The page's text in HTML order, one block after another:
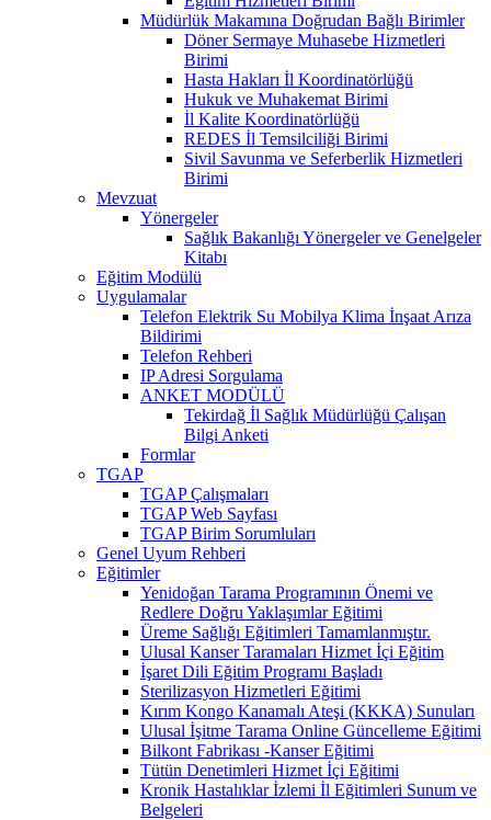
Müdürlük Makamına Doğrudan Bağlı Birimler
Döner Sermaye Muhasebe Hizmetleri
Birimi
Hasta Hakları İl Koordinatörlüğü
Hukuk ve Muhakemat Birimi
İl Kalite Koordinatörlüğü
REDES İl Temsilciliği Birimi
Sivil Savunma ve Seferberlik Hizmetleri
Birimi
Mevzuat
Yönergeler
Sağlık Bakanlığı Yönergeler ve Genelgeler
Kitabı
Eğitim Modülü
Uygulamalar
Telefon Elektrik Su Mobilya Klima İnşaat Arıza
Bildirimi
Telefon Rehberi
IP Adresi Sorgulama
ANKET MODÜLÜ
Tekirdağ İl Sağlık Müdürlüğü Çalışan
Bilgi Anketi
Formlar
TGAP
TGAP Çalışmaları
TGAP Web Sayfası
TGAP Birim Sorumluları
Genel Uyum Rehberi
Eğitimler
Yenidoğan Tarama Programının Önemi ve
Redlere Doğru Yaklaşımlar Eğitimi
Üreme Sağlığı Eğitimleri Tamamlanmıştır.
Ulusal Kanser Taramaları Hizmet İçi Eğitim
İşaret Dili Eğitim Programı Başladı
Sterilizasyon Hizmetleri Eğitimi
Kırım Kongo Kanamalı Ateşi (KKKA) Sunuları
Ulusal İşitme Tarama Online Güncelleme Eğitimi
Bilkont Fabrikası -Kanser Eğitimi
Tütün Denetimleri Hizmet İçi Eğitimi
Kronik Hastalıklar İzlemi İl Eğitimleri Sunum ve
Belgeleri